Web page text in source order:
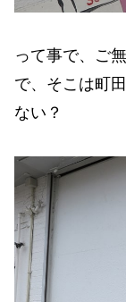
って事で、ご
で、そこは町
ない？